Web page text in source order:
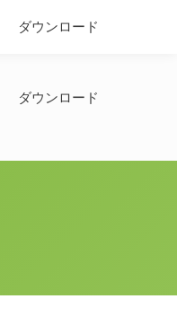
ダウンロード
ダウンロード